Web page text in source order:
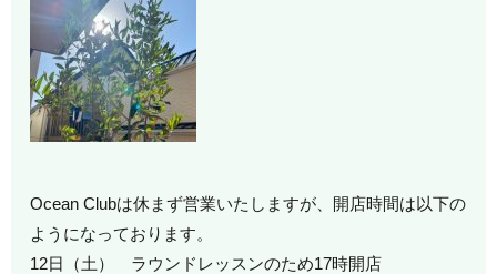
Ocean Clubは休まず営業いたしますが、開店時間は以下の
ようになっております。
12日（土） ラウンドレッスンのため17時開店